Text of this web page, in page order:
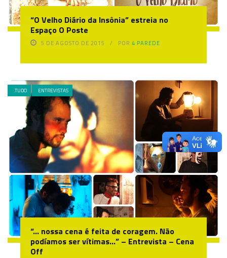
“O Velho Diário da Insônia” estreia no
Espaço O Poste
5 DE AGOSTO DE 2015 POR4 PAREDE
.TUDO ENTREVISTAS
“… nossa cena é feita de coragem. Não
podíamos ser vítimas…” – Entrevista – Cena
Off